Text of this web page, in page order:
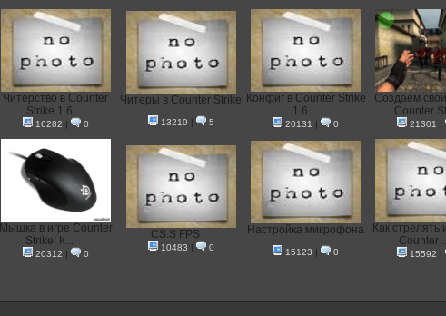
Читерство в Counter
Strike 1.6
16282 | 0
Читеры в Counter Strike
13219 | 5
Конфиг в Counter Strike
1.6
20131 | 0
Создаем
Counter
21301 |
Мышка в игре Counter
Strike! К...
20312 | 0
CS:S FPS
10483 | 0
Настройка микрофона
15123 | 0
Как стрелять
Counter
15592 |